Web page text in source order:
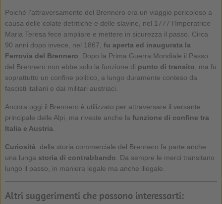
Poiché l'attraversamento del Brennero era un viaggio pericoloso a
causa delle colate detritiche e delle slavine, nel 1777 l'Imperatrice
Maria Teresa fece ampliare e mettere in sicurezza il passo. Circa
90 anni dopo invece, nel 1867, fu aperta ed inaugurata la
Ferrovia del Brennero . Dopo la Prima Guerra Mondiale il Passo
del Brennero non ebbe solo la funzione di punto di transito , ma fu
soprattutto un confine politico, a lungo duramente conteso da
fascisti italiani e dai militari austriaci.
Ancora oggi il Brennero è utilizzato per attraversare il versante
principale delle Alpi, ma riveste anche la funzione di confine tra
Italia e Austria
Curiosità: della storia commerciale del Brennero fa parte anche
una lunga storia di contrabbando . Da sempre le merci transitano
lungo il passo, in maniera legale ma anche illegale.
Altri suggerimenti che possono interessarti: